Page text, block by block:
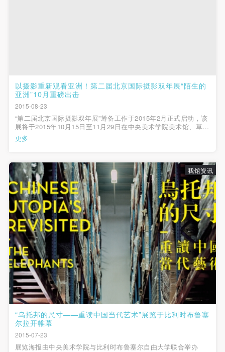
以摄影重新观看亚洲！第二届北京国际摄影双年展“陌生的
亚洲”10月重磅出击
2015-08-23
“第二届北京国际摄影双年展”筹备工作于2015年2月正式启动，该
展将于2015年10月15日至11月29日在中央美术学院美术馆、草场
地艺术区等地集中展出。8月23日和24日，双年展的策展团队在
美术馆召开了为期两天的策展人会议。 会议现场 继七月的会议上
更多
我馆资讯
“乌托邦的尺寸——重读中国当代艺术”展览于比利时布鲁塞
尔拉开帷幕
2015-07-23
展览海报由中央美术学院与比利时布鲁塞尔自由大学联合举办